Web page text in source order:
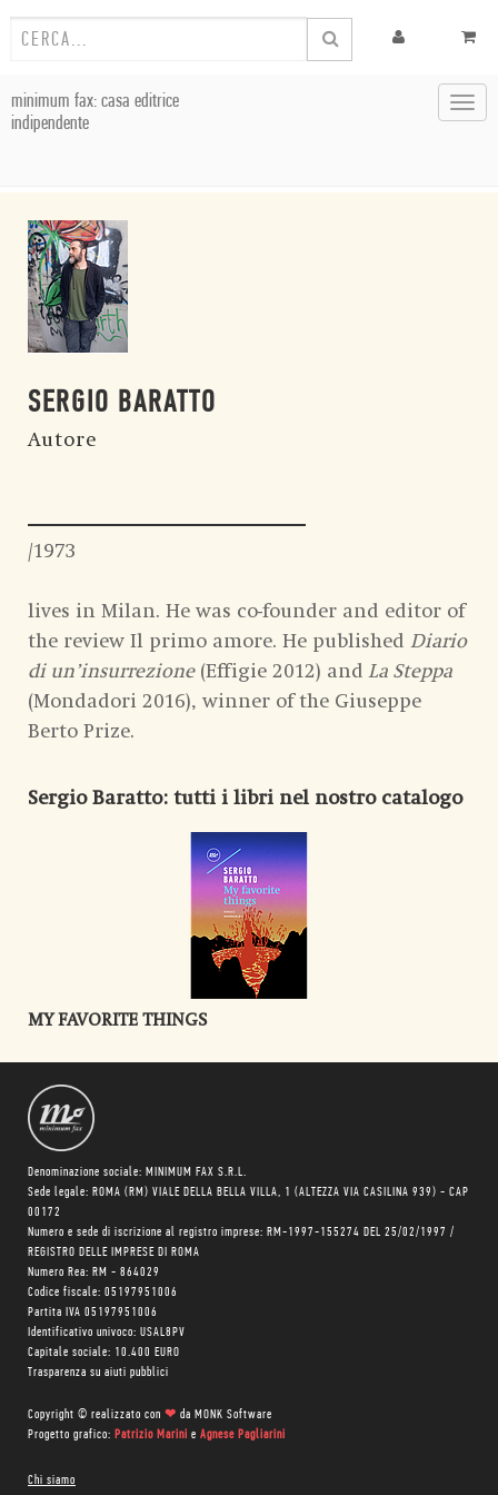
minimum fax: casa editrice
indipendente
SERGIO BARATTO
Autore
/1973
lives in Milan. He was co-founder and editor of
the review Il primo amore. He published Diario
di un’insurrezione(Effigie 2012) and La Steppa
(Mondadori 2016), winner of the Giuseppe
Berto Prize.
Sergio Baratto: tutti i libri nel nostro catalogo
MY FAVORITE THINGS
Denominazione sociale: MINIMUM FAX S.R.L.
Sede legale: ROMA (RM) VIALE DELLA BELLA VILLA, 1 (ALTEZZA VIA CASILINA 939) - CAP
00172
Numero e sede di iscrizione al registro imprese: RM-1997-155274 DEL 25/02/1997 /
REGISTRO DELLE IMPRESE DI ROMA
Numero Rea: RM - 864029
Codice fiscale: 05197951006
Partita IVA 05197951006
Identificativo univoco: USAL8PV
Capitale sociale: 10.400 EURO
Trasparenza su aiuti pubblici
Copyright © realizzato con ❤ da MONK Software
Progetto grafico: Patrizio Marini e Agnese Pagliarini
Chi siamo